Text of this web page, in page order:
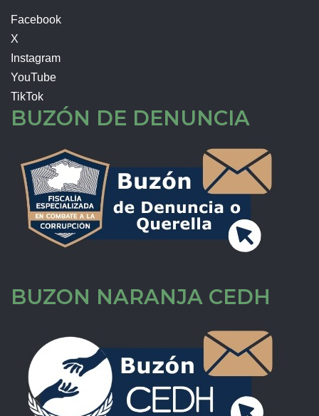
Facebook
X
Instagram
YouTube
TikTok
BUZÓN DE DENUNCIA
BUZON NARANJA CEDH